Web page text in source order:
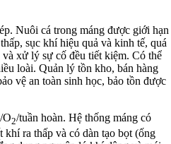
Nuôi cá trong máng được giới hạn
sục khí hiệu quả và kinh tế, quá
xử lý sự cố đều tiết kiệm. Có thể
loài. Quản lý tồn kho, bán hàng
vệ an toàn sinh học, bảo tồn được
O2/tuần hoàn. Hệ thống máng có
ra thấp và có dàn tạo bọt (ống